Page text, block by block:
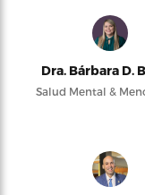
Dra. Bárbara D.
Salud Mental &